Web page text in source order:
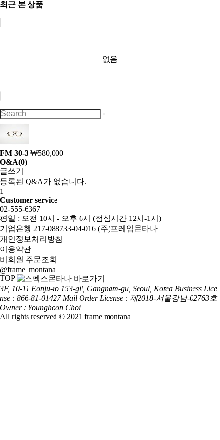
최근 본 상품
없음
FM 30-3 ₩580,000
Q&A(0)
글쓰기
등록된 Q&A가 없습니다.
1
Customer service
02-555-6367
평일 : 오전 10시 - 오후 6시 (점심시간 12시-1시)
기업은행 217-088733-04-016 (주)프레임몬타나
개인정보처리방침
이용약관
비회원 주문조회
@frame_montana
TOP
3F, 10-11 Eonju-ro 153-gil, Gangnam-gu, Seoul, Korea Business Lice
nse : 866-81-01427 Mail Order License : 제2018-서울강남-02763호
Owner : Younghoon Choi
All rights reserved © 2021 frame montana